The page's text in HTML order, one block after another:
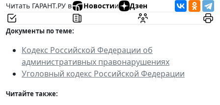
Читать ГАРАНТ.РУ в
Новостии Дзен
Документы по теме:
Кодекс Российской Федерации об
административных правонарушениях
Уголовный кодекс Российской Федерации
Читайте также: